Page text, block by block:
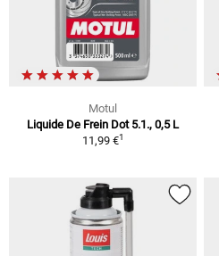
Motul
Liquide De Frein Dot 5.1., 0,5 L
11,99 €1